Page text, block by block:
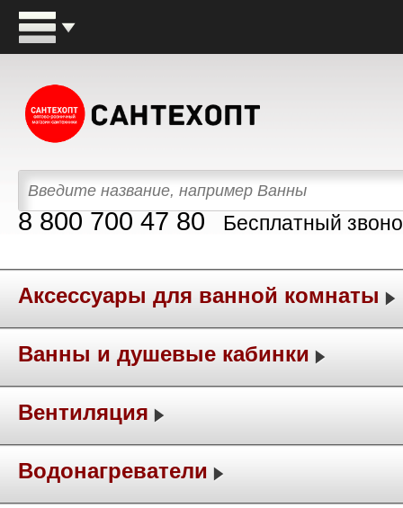
8 800 700 47 80 Бесплатный
Аксессуары для ванной комнаты
Ванны и душевые кабинки
Вентиляция
Водонагреватели